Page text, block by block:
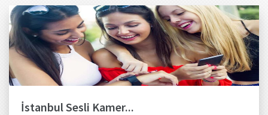
İstanbul Sesli Kamer...